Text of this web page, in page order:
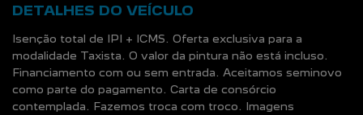
DETALHES DO VEÍCULO
Isenção total de IPI + ICMS. Oferta exclusiva para a
modalidade Taxista. O valor da pintura não está incluso.
Financiamento com ou sem entrada. Aceitamos seminovo
como parte do pagamento. Carta de consórcio
contemplada. Fazemos troca com troco. Imagens